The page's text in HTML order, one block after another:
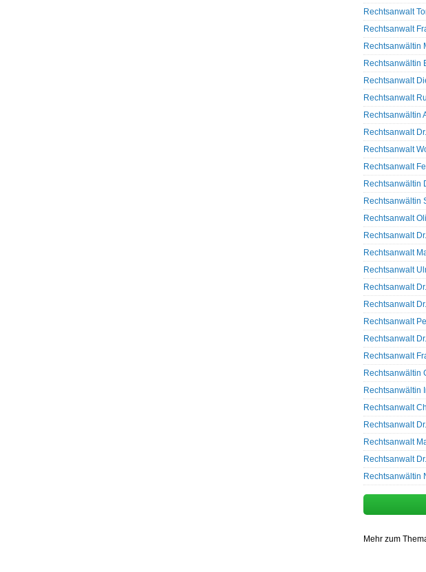
Rechtsanwalt
Rechtsanwalt
Rechtsanwältin
Rechtsanwältin
Rechtsanwalt
Rechtsanwalt
Rechtsanwältin
Rechtsanwalt
Rechtsanwalt
Rechtsanwalt
Rechtsanwältin
Rechtsanwältin
Rechtsanwalt
Rechtsanwalt
Rechtsanwalt
Rechtsanwalt
Rechtsanwalt
Rechtsanwalt
Rechtsanwalt
Rechtsanwalt
Rechtsanwalt
Rechtsanwältin
Rechtsanwältin
Rechtsanwalt
Rechtsanwalt
Rechtsanwalt
Rechtsanwalt
Rechtsanwältin
Mehr zum